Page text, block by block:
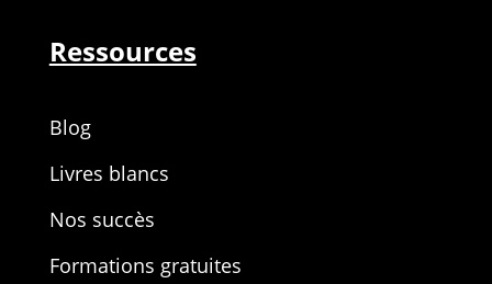
Ressources
Blog
Livres blancs
Nos succès
Formations gratuites